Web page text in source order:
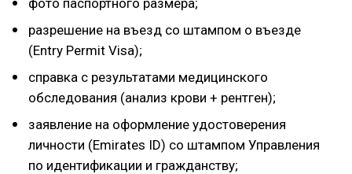
фото паспортного размера;
разрешение на въезд со штампом о въезде
(Entry Permit Visa);
справка с результатами медицинского
обследования (анализ крови + рентген);
заявление на оформление удостоверения
личности (Emirates ID) со штампом Управления
по идентификации и гражданству;